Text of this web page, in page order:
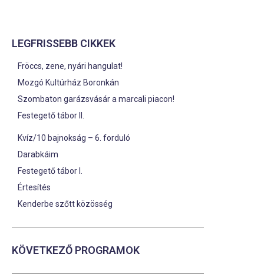
LEGFRISSEBB CIKKEK
Fröccs, zene, nyári hangulat!
Mozgó Kultúrház Boronkán
Szombaton garázsvásár a marcali piacon!
Festegető tábor II.
Kvíz/10 bajnokság – 6. forduló
Darabkáim
Festegető tábor I.
Értesítés
Kenderbe szőtt közösség
KÖVETKEZŐ PROGRAMOK